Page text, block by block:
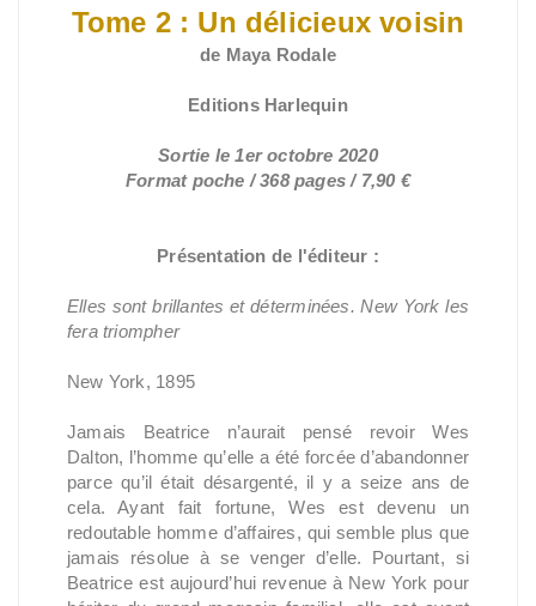
Tome 2 : Un délicieux voisin
de Maya Rodale
Editions Harlequin
Sortie le 1er octobre 2020
Format poche / 368 pages / 7,90 €
Présentation de l'éditeur :
Elles sont brillantes et déterminées. New York les
fera triompher
New York, 1895
Jamais Beatrice n’aurait pensé revoir Wes
Dalton, l’homme qu’elle a été forcée d’abandonner
parce qu’il était désargenté, il y a seize ans de
cela. Ayant fait fortune, Wes est devenu un
redoutable homme d’affaires, qui semble plus que
jamais résolue à se venger d’elle. Pourtant, si
Beatrice est aujourd’hui revenue à New York pour